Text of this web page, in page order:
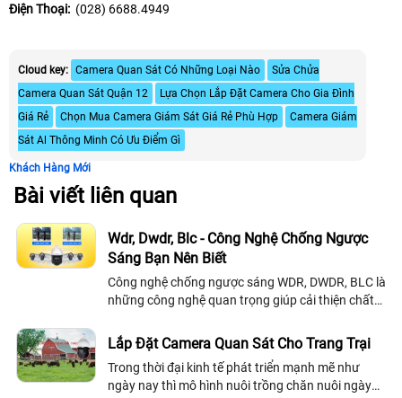
Điện Thoại: (028) 6688.4949
Cloud key: Camera Quan Sát Có Những Loại Nào
Sửa Chửa
Camera Quan Sát Quận 12
Lựa Chọn Lắp Đặt Camera Cho Gia Đình
Giá Rẻ
Chọn Mua Camera Giám Sát Giá Rẻ Phù Hợp
Camera Giám
Sát Al Thông Minh Có Ưu Điểm Gì
Khách Hàng Mới
Bài viết liên quan
Wdr, Dwdr, Blc - Công Nghệ Chống Ngược
Sáng Bạn Nên Biết
Công nghệ chống ngược sáng WDR, DWDR, BLC là
những công nghệ quan trọng giúp cải thiện chất
và yếu. WDR (Wide Dynamic Range) tăng cường
chi tiết ở cả vùng sáng và tối, DWDR (Digital Wide
Dynamic Range) hiệu quả hơn với xử lý kỹ thuật số,
còn BLC (Backlight Compensation) tập trung vào
Lắp Đặt Camera Quan Sát Cho Trang Trại
Trong thời đại kinh tế phát triển mạnh mẽ như
ngày nay thì mô hình nuôi trồng chăn nuôi ngày